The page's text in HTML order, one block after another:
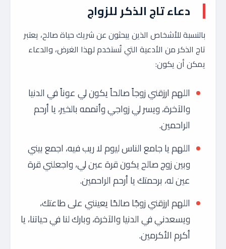
دعاء تاج الذكر للزواج
بالنسبة للأشخاص الذين يبحثون عن شريك حياة صالح، يعتبر
تاج الذكر من الأدعية التي تُستخدم لهذا الغرض، والدعاء
يمكن أن يكون:
اللهم ارزقني زوجاً صالحاً يكون لي عوناً في الدنيا
والآخرة، ويسر لي زواجي وأتممه بالخير، يا أرحم
الراحمين.
اللهم يا جامع الناس ليوم لا ريب فيه، اجمع بيني
وبين زوج صالح يكون قرة عين لي، واجعلني قرة
عين له، برحمتك يا أرحم الراحمين.
اللهم ارزقني زوجًا صالحًا يعينني على طاعتك،
ويسعدني في الدنيا والآخرة، وبارك لنا في حياتنا، يا
أكرم الأكرمين.